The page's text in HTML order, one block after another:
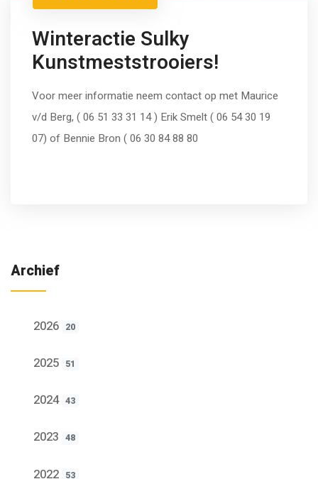
Winteractie Sulky
Kunstmeststrooiers!
Voor meer informatie neem contact op met Maurice
v/d Berg, ( 06 51 33 31 14 ) Erik Smelt ( 06 54 30 19
07) of Bennie Bron ( 06 30 84 88 80
Archief
2026 20
2025 51
2024 43
2023 48
2022 53